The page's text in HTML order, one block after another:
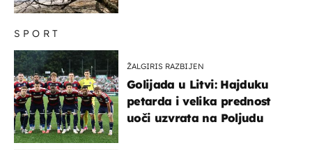
SPORT
ŽALGIRIS RAZBIJEN
Golijada u Litvi: Hajduku
petarda i velika prednost
uoči uzvrata na Poljudu